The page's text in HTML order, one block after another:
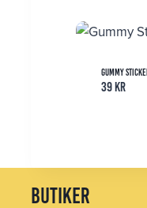
Gummy
39kr
butiker